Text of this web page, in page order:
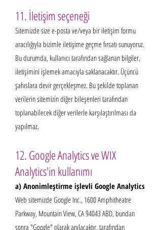
11. İletişim seçeneği
Sitemizde size e-posta ve/veya bir iletişim formu
aracılığıyla bizimle iletişime geçme fırsatı sunuyoruz.
Bu durumda, kullanıcı tarafından sağlanan bilgiler,
iletişimini işlemek amacıyla saklanacaktır. Üçüncü
şahıslara devir gerçekleşmez. Bu şekilde toplanan
verilerin sitemizin diğer bileşenleri tarafından
toplanabilecek diğer verilerle karşılaştırılması da
yapılmaz.
12. Google Analytics ve WIX
Analytics'in kullanımı
a) Anonimleştirme işlevli Google Analytics
Web sitemizde Google Inc., 1600 Amphitheatre
Parkway, Mountain View, CA 94043 ABD, bundan
sonra "Google" olarak anılacaktır, tarafından